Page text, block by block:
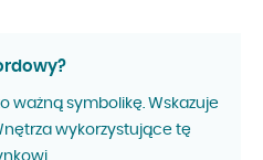
ważną symbolikę. Wskazuje
wykorzystujące tę